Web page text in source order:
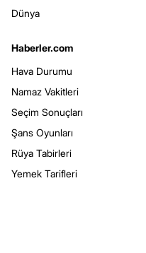
Dünya
Haberler.com
Hava Durumu
Namaz Vakitleri
Seçim Sonuçları
Şans Oyunları
Rüya Tabirleri
Yemek Tarifleri